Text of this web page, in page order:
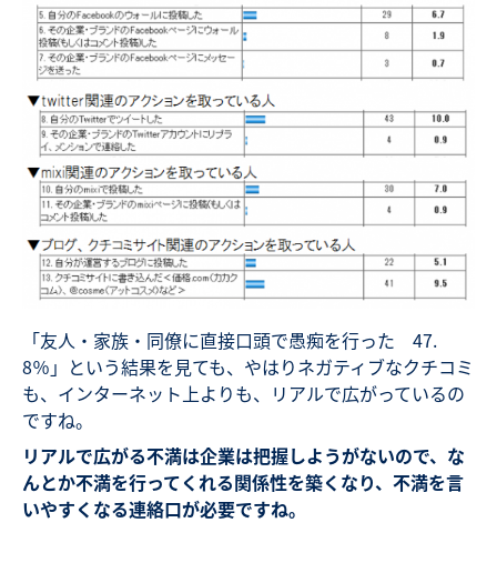
「友人・家族・同僚に直接口頭で愚痴を行った 47.
8％」という結果を見ても、やはりネガティブなクチコミ
も、インターネット上よりも、リアルで広がっているの
ですね。
リアルで広がる不満は企業は把握しようがないので、な
んとか不満を行ってくれる関係性を築くなり、不満を言
いやすくなる連絡口が必要ですね。